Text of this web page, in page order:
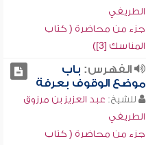
الطريفي
جزء من محاضرة ( كتاب
المناسك [3])
الفهرس: باب
موضع الوقوف بعرفة
للشيخ: عبد العزيز بن مرزوق
الطريفي
جزء من محاضرة ( كتاب